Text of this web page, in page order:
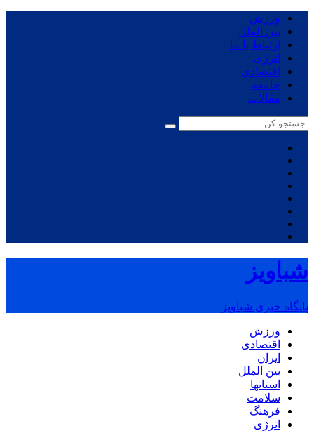
ورزش
بین الملل
ارتباط با ما
انرژی
اقتصادی
جامعه
مقالات
شباویز
پایگاه خبری شباویز
ورزش
اقتصادی
ایران
بین الملل
استانها
سلامت
فرهنگ
انرژی